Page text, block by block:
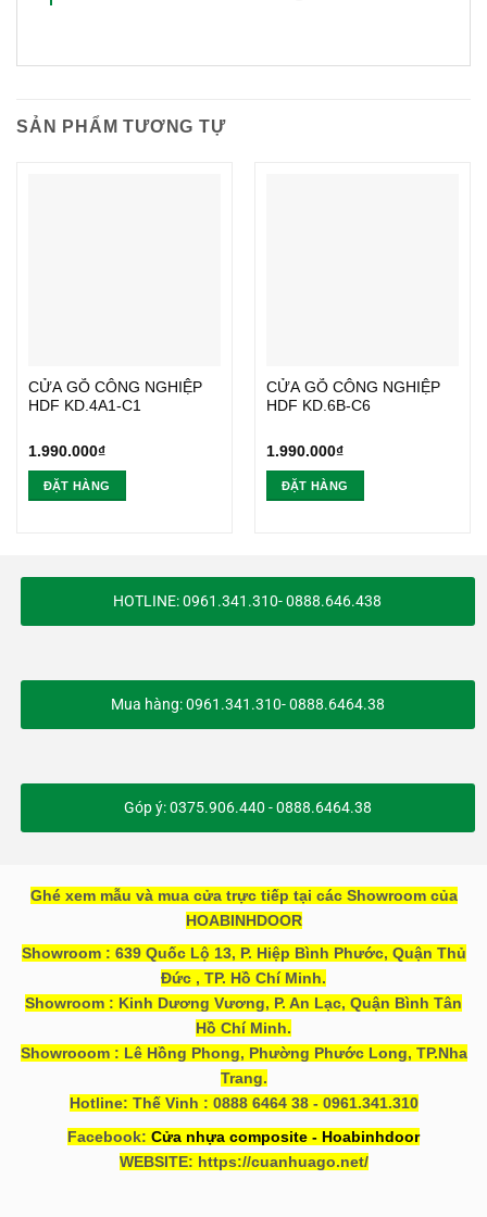
SẢN PHẨM TƯƠNG TỰ
CỬA GỖ CÔNG NGHIỆP
HDF KD.4A1-C1
1.990.000₫
ĐẶT HÀNG
CỬA GỖ CÔNG NGHIỆP
HDF KD.6B-C6
1.990.000₫
ĐẶT HÀNG
HOTLINE: 0961.341.310- 0888.646.438
Mua hàng: 0961.341.310- 0888.6464.38
Góp ý: 0375.906.440 - 0888.6464.38
Ghé xem mẫu và mua cửa trực tiếp tại các Showroom của
HOABINHDOOR
Showroom : 639 Quốc Lộ 13, P. Hiệp Bình Phước, Quận Thủ
Đức , TP. Hồ Chí Minh.
Showroom : Kinh Dương Vương, P. An Lạc, Quận Bình Tân
Hồ Chí Minh.
Showrooom : Lê Hồng Phong, Phường Phước Long, TP.Nha
Trang.
Hotline: Thế Vinh : 0888 6464 38 - 0961.341.310
Facebook: Cửa nhựa composite - Hoabinhdoor
WEBSITE: https://cuanhuago.net/